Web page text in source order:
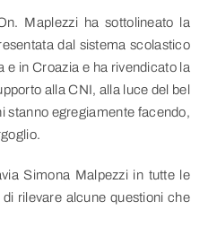
Maplezzi ha sottolineato la
dal sistema scolastico
e in Croazia e ha rivendicato la
alla CNI, alla luce del bel
stanno egregiamente facendo,
Simona Malpezzi in tutte le
rilevare alcune questioni che